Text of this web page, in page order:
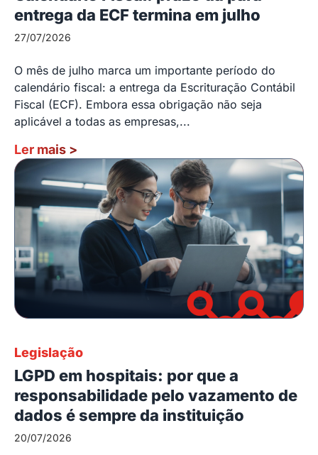
entrega da ECF termina em julho
27/07/2026
O mês de julho marca um importante período do
calendário fiscal: a entrega da Escrituração Contábil
Fiscal (ECF). Embora essa obrigação não seja
aplicável a todas as empresas,...
Ler mais >
Legislação
LGPD em hospitais: por que a
responsabilidade pelo vazamento de
dados é sempre da instituição
20/07/2026